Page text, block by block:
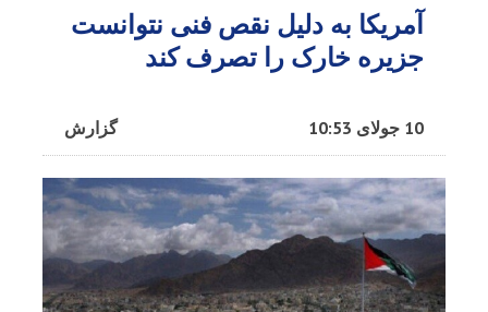
آمریکا به دلیل نقص فنی نتوانست
جزیره خارک را تصرف کند
گزارش 10 جولای 10:53